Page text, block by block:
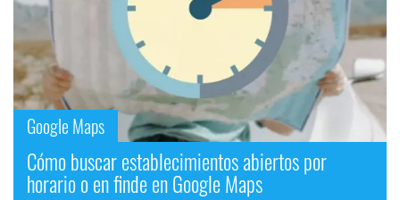
Google Maps
Cómo buscar establecimientos abiertos por
horario o en finde en Google Maps